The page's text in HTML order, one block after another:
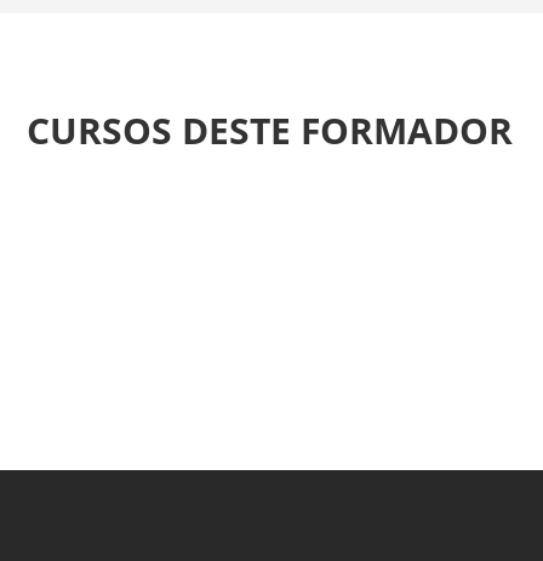
CURSOS DESTE FORMADOR